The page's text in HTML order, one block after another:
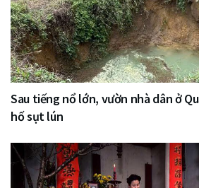
Sau tiếng nổ lớn, vườn nhà dân ở
hố sụt lún